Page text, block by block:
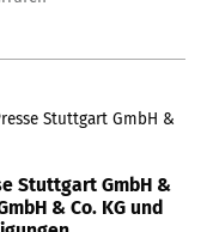
Stuttgart GmbH &
Stuttgart GmbH &
& Co. KG und